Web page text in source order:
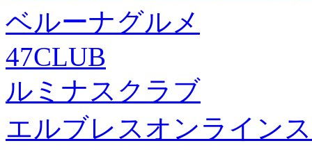
ベルーナグルメ
47CLUB
ルミナスクラブ
エルブレスオンライン